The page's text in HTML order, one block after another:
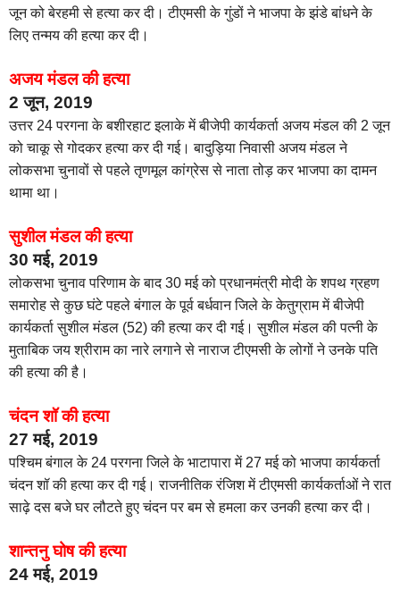
जून को बेरहमी से हत्या कर दी। टीएमसी के गुंडों ने भाजपा के झंडे बांधने के
लिए तन्मय की हत्या कर दी।
अजय मंडल की हत्या
2 जून, 2019
उत्तर 24 परगना के बशीरहाट इलाके में बीजेपी कार्यकर्ता अजय मंडल की 2 जून
को चाकू से गोदकर हत्या कर दी गई। बादुड़िया निवासी अजय मंडल ने
लोकसभा चुनावों से पहले तृणमूल कांग्रेस से नाता तोड़ कर भाजपा का दामन
थामा था।
सुशील मंडल की हत्या
30 मई, 2019
लोकसभा चुनाव परिणाम के बाद 30 मई को प्रधानमंत्री मोदी के शपथ ग्रहण
समारोह से कुछ घंटे पहले बंगाल के पूर्व बर्धवान जिले के केतुग्राम में बीजेपी
कार्यकर्ता सुशील मंडल (52) की हत्या कर दी गई। सुशील मंडल की पत्नी के
मुताबिक जय श्रीराम का नारे लगाने से नाराज टीएमसी के लोगों ने उनके पति
की हत्या की है।
चंदन शॉ की हत्या
27 मई, 2019
पश्चिम बंगाल के 24 परगना जिले के भाटापारा में 27 मई को भाजपा कार्यकर्ता
चंदन शॉ की हत्या कर दी गई। राजनीतिक रंजिश में टीएमसी कार्यकर्ताओं ने रात
साढ़े दस बजे घर लौटते हुए चंदन पर बम से हमला कर उनकी हत्या कर दी।
शान्तनु घोष की हत्या
24 मई, 2019